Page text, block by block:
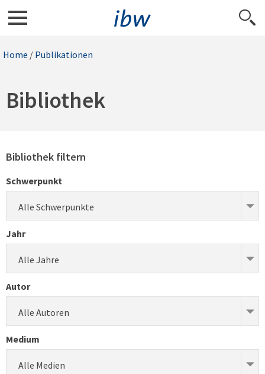
Home / Publikationen
Bibliothek
Bibliothek filtern
Schwerpunkt
Alle Schwerpunkte
Jahr
Alle Jahre
Autor
Alle Autoren
Medium
Alle Medien